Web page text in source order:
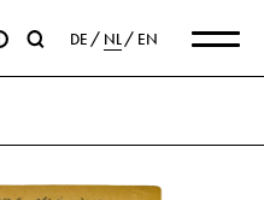
DE NL EN